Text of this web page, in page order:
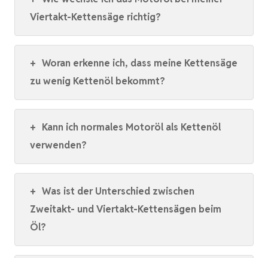
Viertakt-Kettensäge richtig?
+ Woran erkenne ich, dass meine Kettensäge
zu wenig Kettenöl bekommt?
+ Kann ich normales Motoröl als Kettenöl
verwenden?
+ Was ist der Unterschied zwischen
Zweitakt- und Viertakt-Kettensägen beim
Öl?